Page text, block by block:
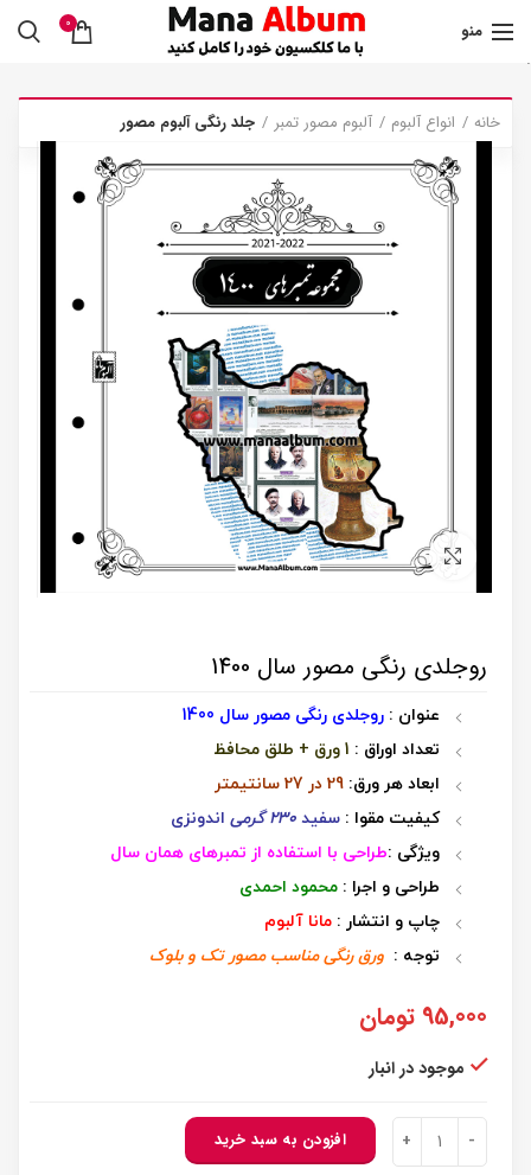
منو 0
.
خانه انواع آلبوم آلبوم مصور تمبر جلد رنگی آلبوم مصور
برای بزرگنمایی کلیک کنید
روجلدی رنگی مصور سال 1400
عنوان : روجلدی رنگی مصور سال 1400
تعداد اوراق :
ابعاد هر ورق: 29 در 27 سانتیمتر
کیفیت مقوا : سفید 230 گرمی
اندونزی
ویژگی :طراحی با استفاده از تمبرهای همان سال
طراحی و اجرا : محمود احمدی
چاپ و انتشار : مانا آلبوم
توجه : ورق رنگی مناسب مصور تک و بلوک
95,000 تومان
موجود در انبار
روجلدی رنگی مصور سال 1400 عددافزودن به سبد خرید